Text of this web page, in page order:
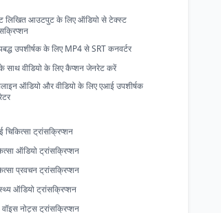
लिखित आउटपुट के लिए ऑडियो से टेक्स्ट
उपशीर्षक के लिए MP4 से SRT कनवर्टर
साथ वीडियो के लिए कैप्शन जेनरेट करें
ऑडियो और वीडियो के लिए एआई उपशीर्षक
चिकित्सा ट्रांसक्रिप्शन
ऑडियो ट्रांसक्रिप्शन
प्रवचन ट्रांसक्रिप्शन
ऑडियो ट्रांसक्रिप्शन
वॉइस नोट्स ट्रांसक्रिप्शन